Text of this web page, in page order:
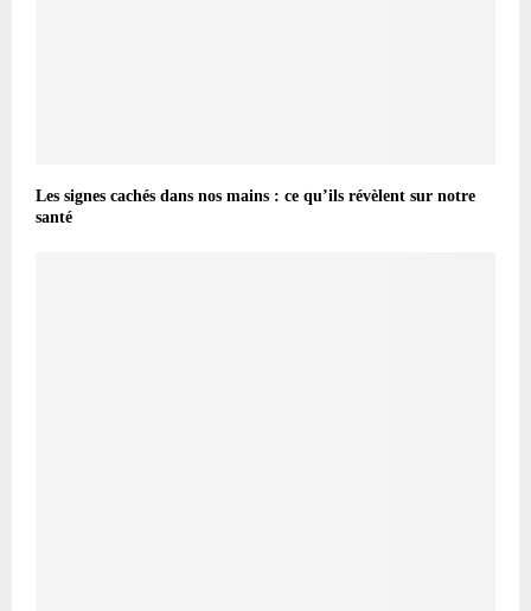
Les signes cachés dans nos mains : ce qu’ils révèlent sur notre
santé